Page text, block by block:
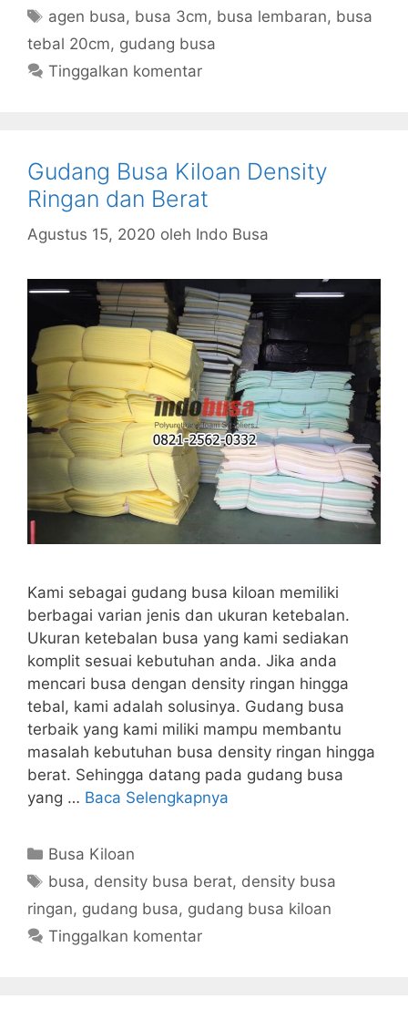
Tag
agen busa, busa 3cm, busa lembaran, busa
tebal 20cm, gudang busa
Tinggalkan komentar
Gudang Busa Kiloan Density
Ringan dan Berat
Agustus 15, 2020 oleh Indo Busa
Kami sebagai gudang busa kiloan memiliki
berbagai varian jenis dan ukuran ketebalan.
Ukuran ketebalan busa yang kami sediakan
komplit sesuai kebutuhan anda. Jika anda
mencari busa dengan density ringan hingga
tebal, kami adalah solusinya. Gudang busa
terbaik yang kami miliki mampu membantu
masalah kebutuhan busa density ringan hingga
berat. Sehingga datang pada gudang busa
yang … Baca Selengkapnya
Kategori
Busa Kiloan
Tag
busa, density busa berat, density busa
ringan, gudang busa, gudang busa kiloan
Tinggalkan komentar